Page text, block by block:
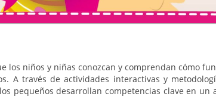
los niños y niñas conozcan y comprendan cómo
A través de actividades interactivas y
pequeños desarrollan competencias clave en un